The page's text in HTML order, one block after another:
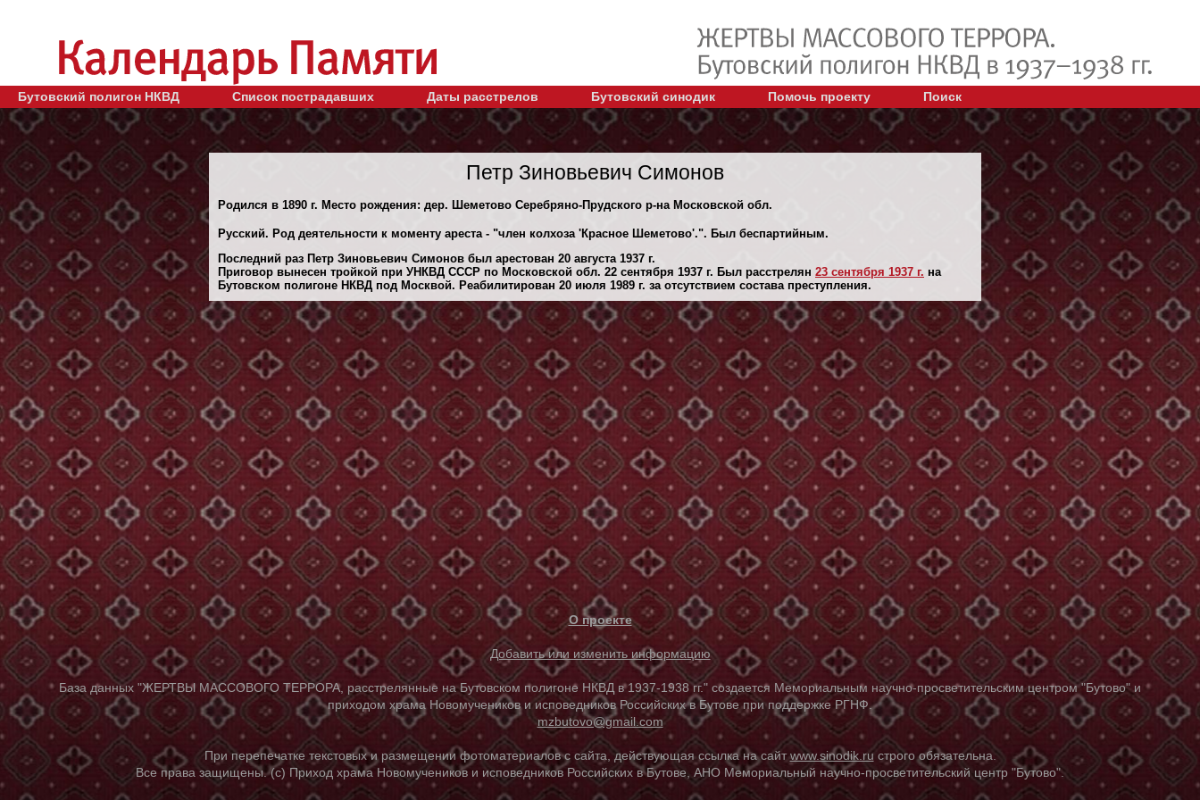
Бутовский полигон НКВД Список пострадавших Даты расстрелов Бутовский синодик Помочь проекту Поиск
Петр Зиновьевич Симонов
Родился в 1890 г. Место рождения: дер. Шеметово Серебряно-Прудского р-на Московской обл.
Русский. Род деятельности к моменту ареста - "член колхоза 'Красное Шеметово'.". Был беспартийным.
Последний раз Петр Зиновьевич Симонов был арестован 20 августа 1937 г.
Приговор вынесен тройкой при УНКВД СССР по Московской обл. 22 сентября 1937 г. Был расстрелян 23 сентября 1937 г. на
Бутовском полигоне НКВД под Москвой. Реабилитирован 20 июля 1989 г. за отсутствием состава преступления.
О проекте
Добавить или изменить информацию
База данных "ЖЕРТВЫ МАССОВОГО ТЕРРОРА, расстрелянные на Бутовском полигоне НКВД в 1937-1938 гг." создается Мемориальным научно-просветительским центром "Бутово" и
приходом храма Новомучеников и исповедников Российских в Бутове при поддержке РГНФ.
mzbutovo@gmail.com
При перепечатке текстовых и размещении фотоматериалов с сайта, действующая ссылка на сайтwww.sinodik.ru строго обязательна.
Все права защищены. (с) Приход храма Новомучеников и исповедников Российских в Бутове, АНО Мемориальный научно-просветительский центр "Бутово".